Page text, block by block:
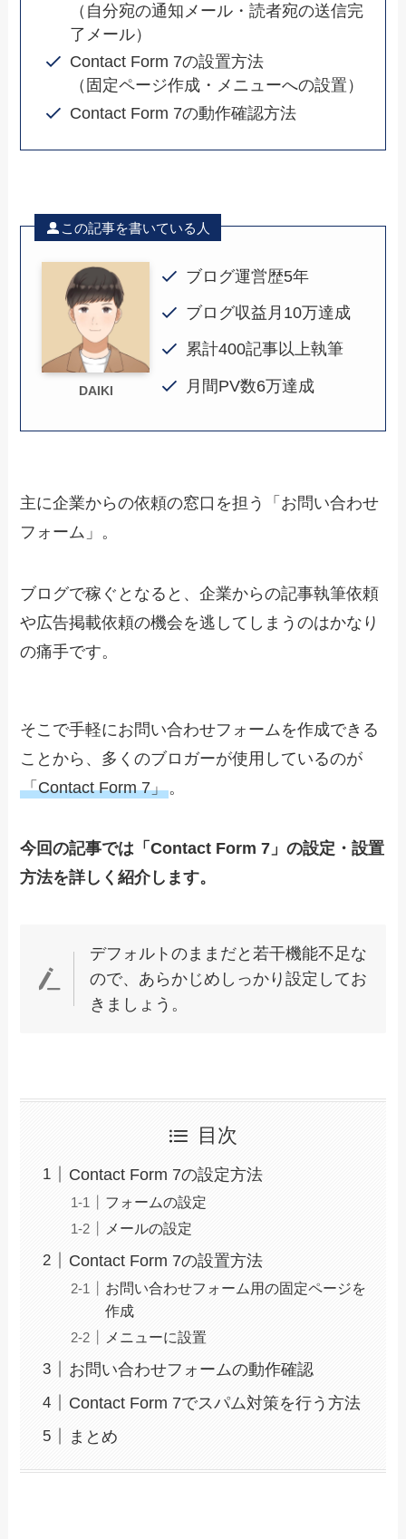
（自分宛の通知メール・読者宛の送信完
了メール）
Contact Form 7の設置方法
（固定ページ作成・メニューへの設置）
Contact Form 7の動作確認方法
この記事を書いている人
DAIKI
ブログ運営歴5年
ブログ収益月10万達成
累計400記事以上執筆
月間PV数6万達成
主に企業からの依頼の窓口を担う「お問い合わせ
フォーム」。
ブログで稼ぐとなると、企業からの記事執筆依頼
や広告掲載依頼の機会を逃してしまうのはかなり
の痛手です。
そこで手軽にお問い合わせフォームを作成できる
ことから、多くのブロガーが使用しているのが
「Contact Form 7」。
今回の記事では「Contact Form 7」の設定・設置
方法を詳しく紹介します。
デフォルトのままだと若干機能不足な
ので、あらかじめしっかり設定してお
きましょう。
目次
Contact Form 7の設定方法
フォームの設定
メールの設定
Contact Form 7の設置方法
お問い合わせフォーム用の固定ページを
作成
メニューに設置
お問い合わせフォームの動作確認
Contact Form 7でスパム対策を行う方法
まとめ